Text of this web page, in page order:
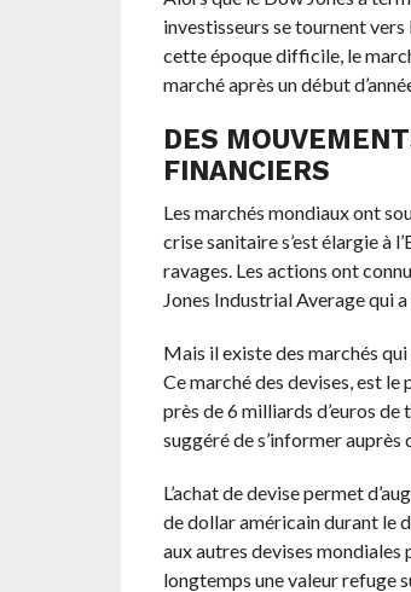
investisseurs se tournent
cette époque difficile, le
marché après un début
DES
FINANCIERS
Les marchés mondiaux ont
crise sanitaire s’est élargie à
ravages. Les actions ont
Jones Industrial Average qui
Mais il existe des marchés
Ce marché des devises, est
près de 6 milliards d’euros
suggéré de s’informer auprès
L’achat de devise permet
de dollar américain durant le
aux autres devises
longtemps une valeur refuge